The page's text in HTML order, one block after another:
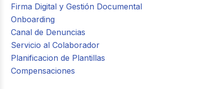
Firma Digital y Gestión Documental
Onboarding
Canal de Denuncias
Servicio al Colaborador
Planificacion de Plantillas
Compensaciones